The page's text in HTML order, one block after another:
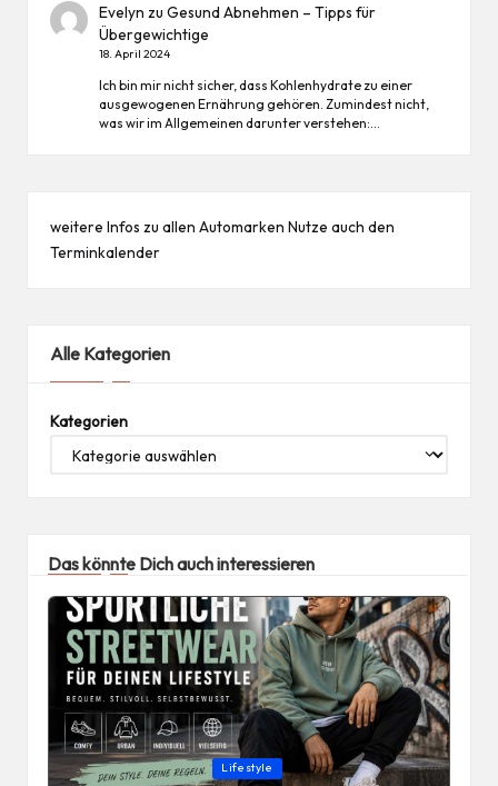
Evelyn zuGesund Abnehmen – Tipps für
Übergewichtige
18. April 2024
Ich bin mir nicht sicher, dass Kohlenhydrate zu einer
ausgewogenen Ernährung gehören. Zumindest nicht,
was wir im Allgemeinen darunter verstehen:…
weitere Infos zu allen Automarken Nutze auch den
Terminkalender
Alle Kategorien
Kategorien
Das könnte Dich auch interessieren
Posted
Lifestyle